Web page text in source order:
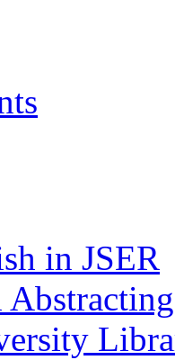
in JSER